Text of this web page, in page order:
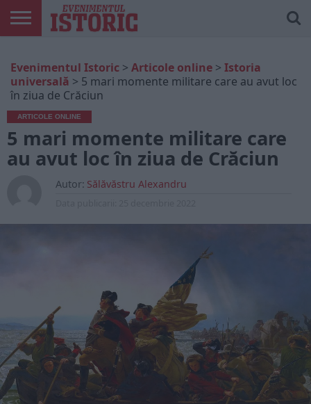
ONLINE
EDIȚII
TIPĂRITE
ISTORIC
PLAY
CONTUL
MEU
Evenimentul Istoric > Articole online > Istoria
universală > 5 mari momente militare care au avut loc
în ziua de Crăciun
ARTICOLE ONLINE
5 mari momente militare care
au avut loc în ziua de Crăciun
Autor: Sălăvăstru Alexandru